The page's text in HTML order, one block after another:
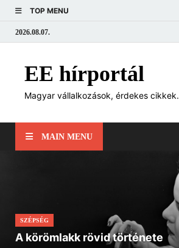
TOP MENU
2026.08.07.
EE hírportál
Magyar vállalkozások, érdekes cikkek.
MAIN MENU
SZÉPSÉG
A körömlakk rövid története